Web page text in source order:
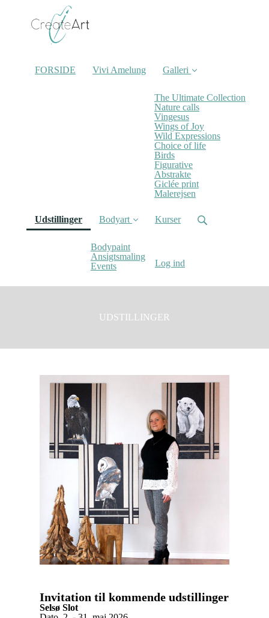
FORSIDE Vivi Amelung Galleri
The Ultimate Collection
Nature calls
Vingesus
Wings of Joy
Wild Expressions
Choice of life
Birds
Figurative
Abstrakte
Giclée print
Malerejsen
Udstillinger(current)
Bodyart
Bodypaint
Ansigtsmaling
Events
Kurser
Log ind
UDSTILLINGER
Invitation til kommende udstillinger
Selsø Slot